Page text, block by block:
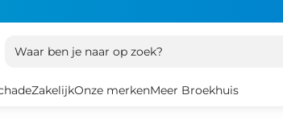
Waar ben je naar op zoek?
ZakelijkOnze merkenMeer Broekhuis